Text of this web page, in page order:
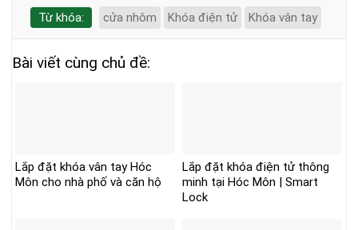
Từ khóa: cửa nhôm Khóa điện tử Khóa vân tay
Bài viết cùng chủ đề:
Lắp đặt khóa vân tay Hóc
Môn cho nhà phố và căn hộ
Lắp đặt khóa điện tử thông
minh tại Hóc Môn | Smart
Lock